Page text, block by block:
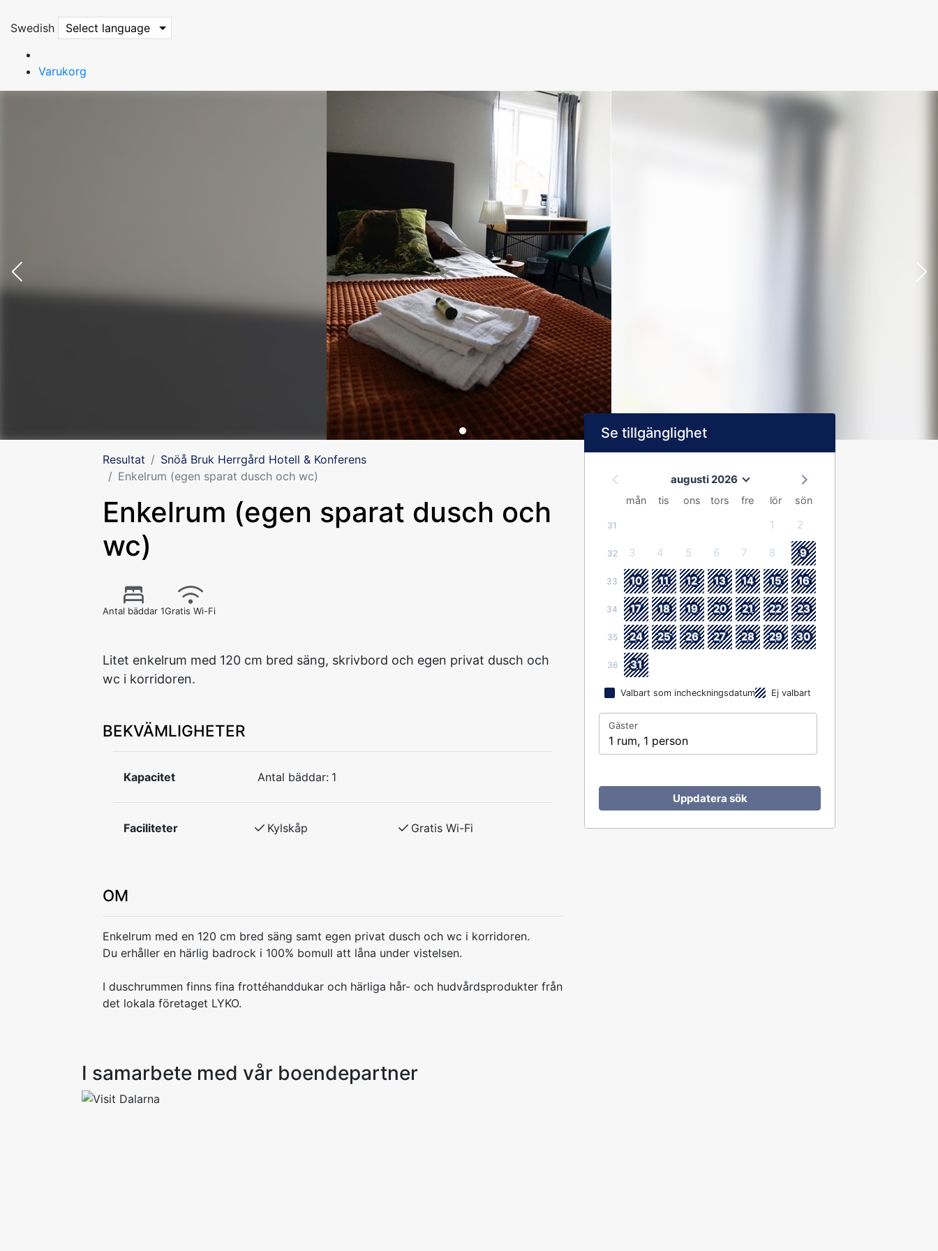
Swedish Select language
Varukorg
Resultat
Snöå Bruk Herrgård Hotell & Konferens
Enkelrum (egen sparat dusch och wc)
Enkelrum (egen sparat dusch och
wc)
Antal bäddar 1Gratis Wi-Fi
Litet enkelrum med 120 cm bred säng, skrivbord och egen privat dusch och
wc i korridoren.
BEKVÄMLIGHETER
Kapacitet Antal bäddar: 1
Faciliteter Kylskåp Gratis Wi-Fi
OM
Enkelrum med en 120 cm bred säng samt egen privat dusch och wc i korridoren.
Du erhåller en härlig badrock i 100% bomull att låna under vistelsen.
I duschrummen finns fina frottéhanddukar och härliga hår- och hudvårdsprodukter från
det lokala företaget LYKO.
Se tillgänglighet
augusti 2026
mån tis ons tors fre lör sön
31 1 2
32 3 4 5 6 7 8 9
33 10 11 12 13 14 15 16
34 17 18 19 20 21 22 23
35 24 25 26 27 28 29 30
36 31
Valbart som incheckningsdatum Ej valbart
Gäster
1 rum, 1 person
Uppdatera sök
I samarbete med vår boendepartner